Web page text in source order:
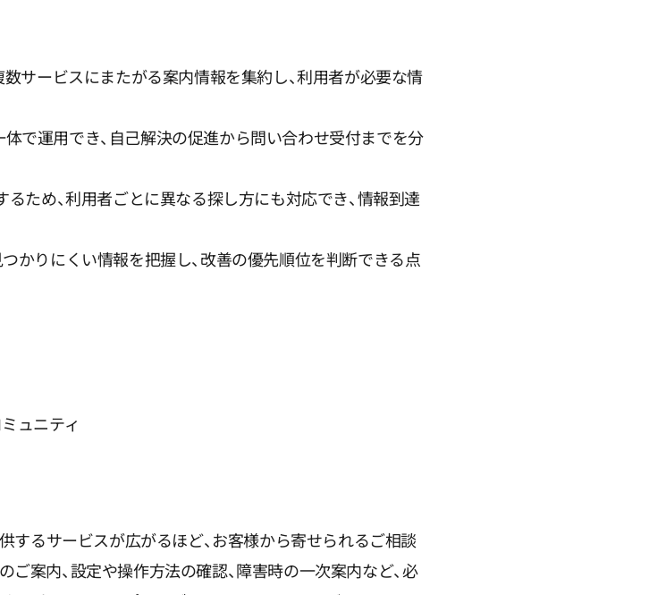
数サービスにまたがる案内情報を集約し、利用者が必要な情
体で運用でき、自己解決の促進から問い合わせ受付までを分
ため、利用者ごとに異なる探し方にも対応でき、情報到達
かりにくい情報を把握し、改善の優先順位を判断できる点
ュニティ
供するサービスが広がるほど、お客様から寄せられるご相談
案内、設定や操作方法の確認、障害時の一次案内など、必